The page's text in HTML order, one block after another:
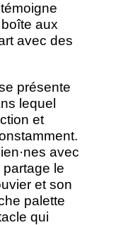
aux
avec des
présente
lequel
et
avec
le
et son
palette
qui